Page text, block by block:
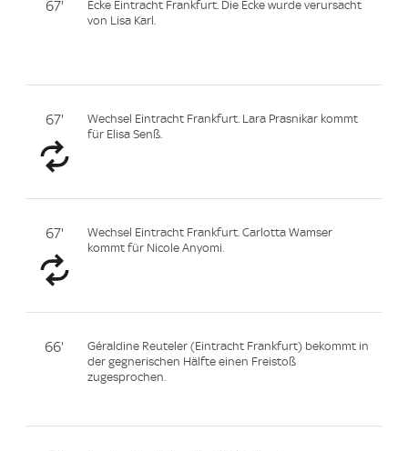
67'
Ecke Eintracht Frankfurt. Die Ecke wurde verursacht
von Lisa Karl.
67'
Wechsel Eintracht Frankfurt. Lara Prasnikar kommt
für Elisa Senß.
67'
Wechsel Eintracht Frankfurt. Carlotta Wamser
kommt für Nicole Anyomi.
66'
Géraldine Reuteler (Eintracht Frankfurt) bekommt in
der gegnerischen Hälfte einen Freistoß
zugesprochen.